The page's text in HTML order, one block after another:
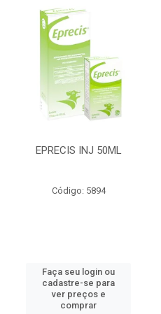
EPRECIS INJ 50ML
Código: 5894
Faça seu login ou
cadastre-se para
ver preços e
comprar